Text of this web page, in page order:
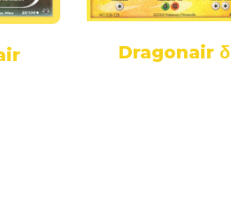
Dragonair δ